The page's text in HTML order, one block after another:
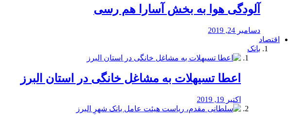
آلودگی هوا به بخش آسارا هم رسی
دسامبر 24, 2019
اقتصاد
بانک
️اعطا تسیهلات به مشاغل خانگی در استان البرز
اکتبر 19, 2019